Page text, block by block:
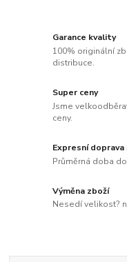
Garance kvality
100% originální
distribuce.
Super ceny
Jsme
ceny.
Expresní doprava
Průměrná doba
Výměna zboží
Nesedí velikost?